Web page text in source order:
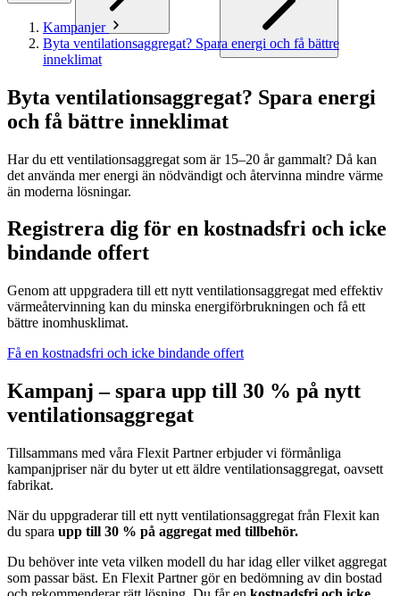
Kampanjer
Byta ventilationsaggregat? Spara energi och få bättre
inneklimat
Byta ventilationsaggregat? Spara energi
och få bättre inneklimat
Har du ett ventilationsaggregat som är 15–20 år gammalt? Då kan
det använda mer energi än nödvändigt och återvinna mindre värme
än moderna lösningar.
Registrera dig för en kostnadsfri och icke
bindande offert
Genom att uppgradera till ett nytt ventilationsaggregat med effektiv
värmeåtervinning kan du minska energiförbrukningen och få ett
bättre inomhusklimat.
Få en kostnadsfri och icke bindande offert
Kampanj – spara upp till 30 % på nytt
ventilationsaggregat
Tillsammans med våra Flexit Partner erbjuder vi förmånliga
kampanjpriser när du byter ut ett äldre ventilationsaggregat, oavsett
fabrikat.
När du uppgraderar till ett nytt ventilationsaggregat från Flexit kan
du spara upp till 30 % på aggregat med tillbehör.
Du behöver inte veta vilken modell du har idag eller vilket aggregat
som passar bäst. En Flexit Partner gör en bedömning av din bostad